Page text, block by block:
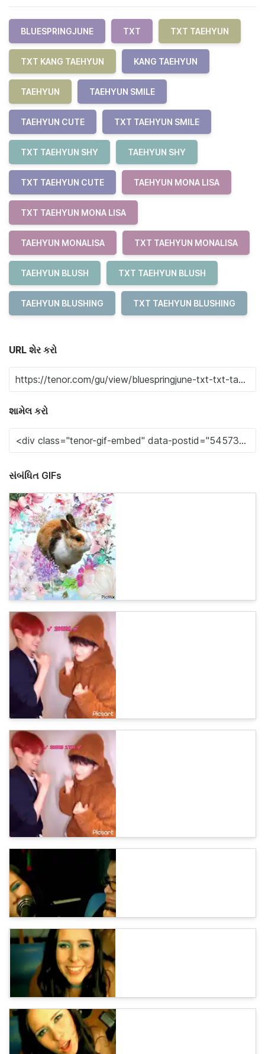
BLUESPRINGJUNE TXT TXT TAEHYUN
TXT KANG TAEHYUN KANG TAEHYUN
TAEHYUN TAEHYUN SMILE
TAEHYUN CUTE TXT TAEHYUN SMILE
TXT TAEHYUN SHY TAEHYUN SHY
TXT TAEHYUN CUTE TAEHYUN MONA LISA
TXT TAEHYUN MONA LISA
TAEHYUN MONALISA TXT TAEHYUN MONALISA
TAEHYUN BLUSH TXT TAEHYUN BLUSH
TAEHYUN BLUSHING TXT TAEHYUN BLUSHING
URL શેર કરો
શામેલ કરો
સંબંધિત GIFs